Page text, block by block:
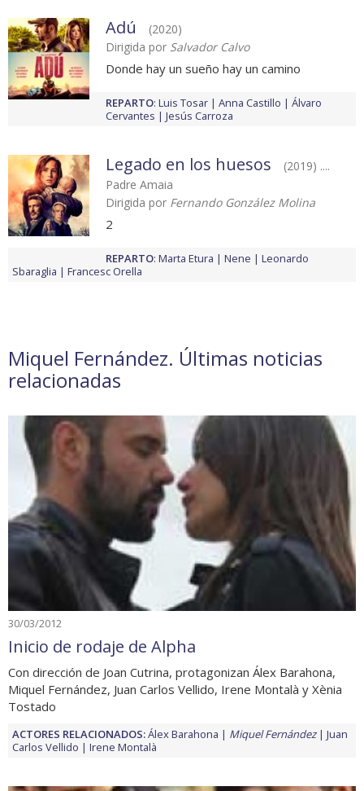
Adú
(2020)
Dirigida por Salvador Calvo
Donde hay un sueño hay un camino
REPARTO: Luis Tosar Anna Castillo
Álvaro
Cervantes
Jesús Carroza
Legado en los huesos
(2019) ....
Padre Amaia
Dirigida por Fernando González Molina
2
REPARTO: Marta Etura Nene
Leonardo
Sbaraglia
Francesc Orella
Miquel Fernández. Últimas noticias
relacionadas
30/03/2012
Inicio de rodaje de Alpha
Con dirección de Joan Cutrina, protagonizan Álex Barahona,
Miquel Fernández, Juan Carlos Vellido, Irene Montalà y Xènia
Tostado
ACTORES RELACIONADOS:Álex Barahona Miquel Fernández
Juan
Carlos Vellido
Irene Montalà